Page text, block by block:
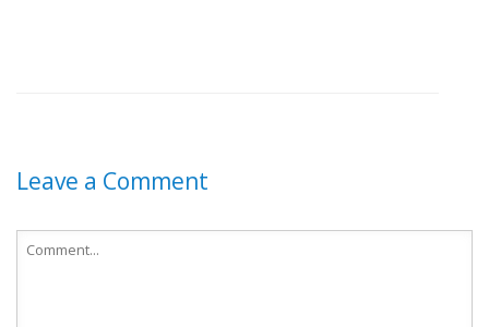
Leave a Comment